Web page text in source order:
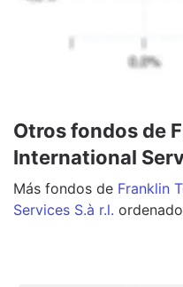
Otros fondos de
International
Más fondos de Franklin
Services S.à r.l.